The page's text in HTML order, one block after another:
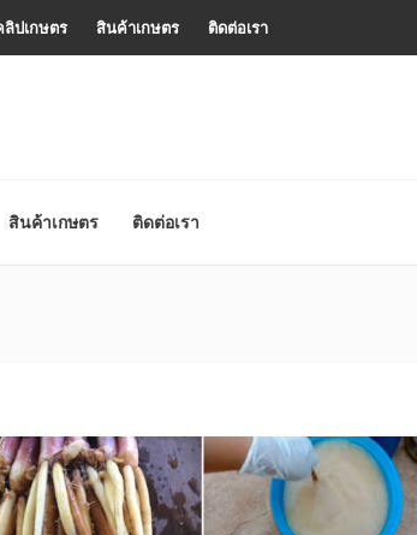
ลิปเกษตร สินค้าเกษตร ติดต่อเรา
สินค้าเกษตร ติดต่อเรา